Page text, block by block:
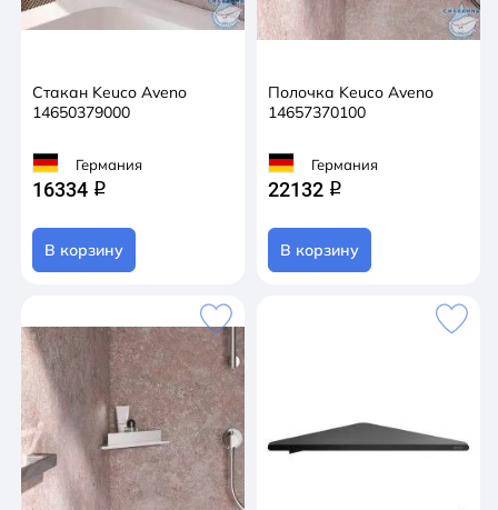
Стакан Keuco Aveno
14650379000
Германия
16334 q
В корзину
Полочка Keuco Aveno
14657370100
Германия
22132 q
В корзину